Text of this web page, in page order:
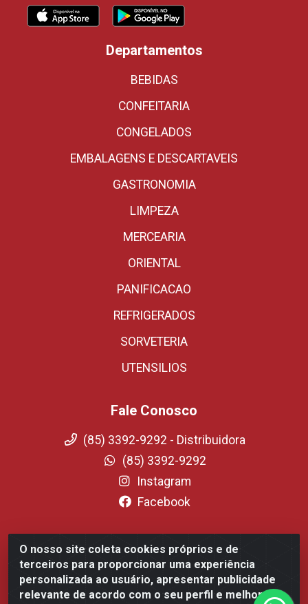
O nosso site coleta cookies próprios e de
terceiros para proporcionar uma experiência
personalizada ao usuário, apresentar publicidade
relevante de acordo com o seu perfil e melhorar a
Departamentos
BEBIDAS
CONFEITARIA
CONGELADOS
EMBALAGENS E DESCARTAVEIS
GASTRONOMIA
LIMPEZA
MERCEARIA
ORIENTAL
PANIFICACAO
REFRIGERADOS
SORVETERIA
UTENSILIOS
Fale Conosco
(85) 3392-9292 - Distribuidora
(85) 3392-9292
Instagram
Facebook
Fortali Distribuidora de Alimentos LTDA - Avenida
Tomaz Coelho, 1268 - Messejana, Fortaleza/CE - CEP
60.863-254- CNPJ 09.317.318.0001-75